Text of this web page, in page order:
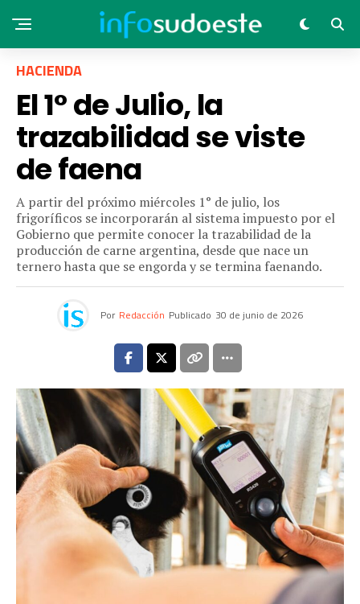
HACIENDA
El 1° de Julio, la
trazabilidad se viste
de faena
A partir del próximo miércoles 1° de julio, los
frigoríficos se incorporarán al sistema impuesto por el
Gobierno que permite conocer la trazabilidad de la
producción de carne argentina, desde que nace un
ternero hasta que se engorda y se termina faenando.
Por Redacción Publicado 30 de junio de 2026